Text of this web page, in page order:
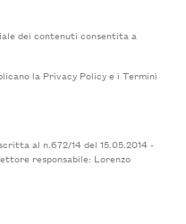
dei contenuti consentita a
la Privacy Policye i Termini
al n.672/14 del 15.05.2014 -
responsabile: Lorenzo